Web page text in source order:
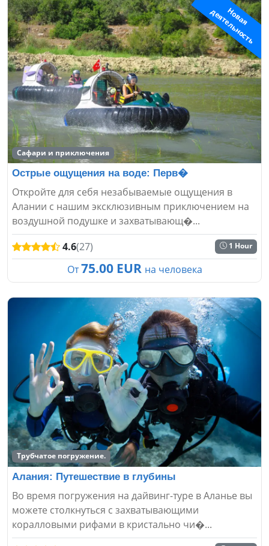
Н
о
в
а
я
д
е
я
т
е
л
ь
н
о
с
т
ь
Сафари и приключения
Острые ощущения на воде: Перв�
Откройте для себя незабываемые ощущения в
Алании с нашим эксклюзивным приключением на
воздушной подушке и захватывающ�...
4.6(27) 1 Hour
От 75.00 EUR на человека
Трубчатое погружение.
Алания: Путешествие в глубины
Во время погружения на дайвинг-туре в Аланье вы
можете столкнуться с захватывающими
коралловыми рифами в кристально чи�...